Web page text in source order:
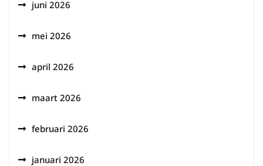
juni 2026
mei 2026
april 2026
maart 2026
februari 2026
januari 2026